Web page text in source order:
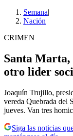
Semana|
Nación
CRIMEN
Santa Marta,
otro lider
Joaquín Trujillo,
vereda Quebrada del
jueves. Van tres
Siga las noticias